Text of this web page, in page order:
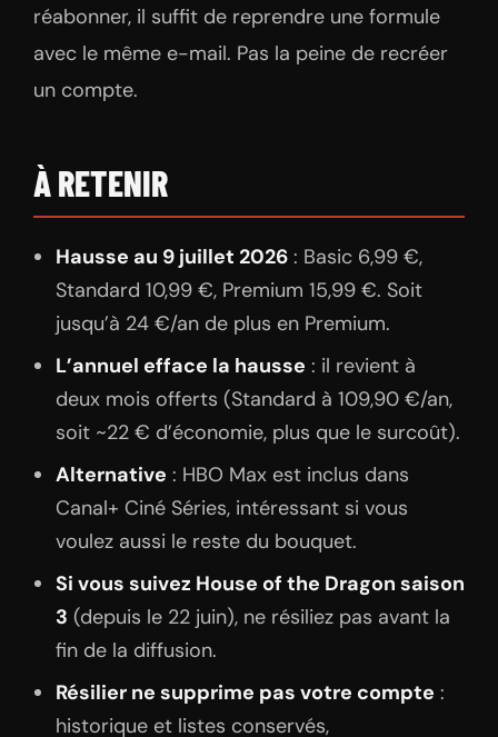
réabonner, il suffit de reprendre une formule
avec le même e-mail. Pas la peine de recréer
un compte.
À RETENIR
Hausse au 9 juillet 2026 : Basic 6,99 €,
Standard 10,99 €, Premium 15,99 €. Soit
jusqu’à 24 €/an de plus en Premium.
L’annuel efface la hausse : il revient à
deux mois offerts (Standard à 109,90 €/an,
soit ~22 € d’économie, plus que le surcoût).
Alternative : HBO Max est inclus dans
Canal+ Ciné Séries, intéressant si vous
voulez aussi le reste du bouquet.
Si vous suivez House of the Dragon saison
3 (depuis le 22 juin), ne résiliez pas avant la
fin de la diffusion.
Résilier ne supprime pas votre compte :
historique et listes conservés,